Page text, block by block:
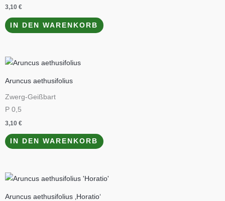
3,10 €
IN DEN WARENKORB
Aruncus aethusifolius
Zwerg-Geißbart
P 0,5
3,10 €
IN DEN WARENKORB
Aruncus aethusifolius ‚Horatio‘